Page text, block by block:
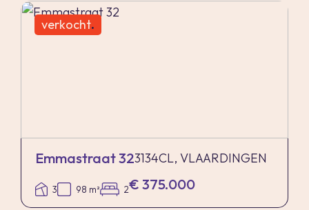
verkocht.
Emmastraat 323134CL, VLAARDINGEN
3 98 m² 2€ 375.000